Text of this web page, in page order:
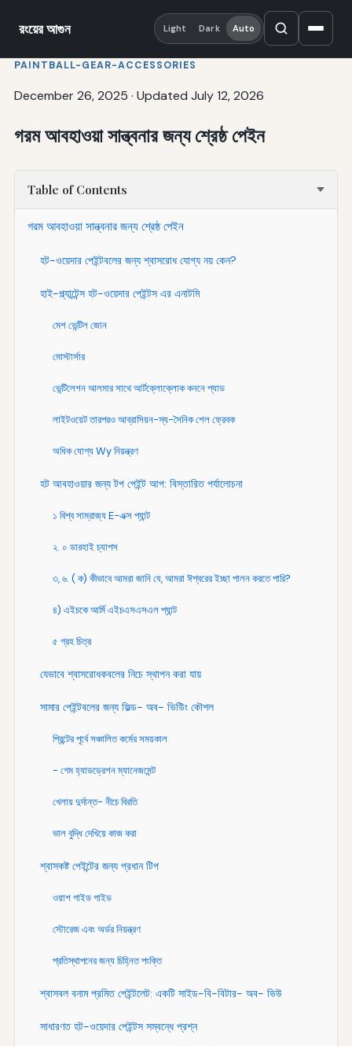
রংয়ের আগুন Light Dark Auto
PAINTBALL-GEAR-ACCESSORIES
December 26, 2025 · Updated July 12, 2026
গরম আবহাওয়া সান্ত্বনার জন্য শ্রেষ্ঠ পেইন
Table of Contents
গরম আবহাওয়া সান্ত্বনার জন্য শ্রেষ্ঠ পেইন
হট-ওয়েদার পেইন্টবলের জন্য শ্বাসরোধ যোগ্য নয় কেন?
হাই-প্ল্যান্টেন্স হট-ওয়েদার পেইন্টস এর এনাটমি
মেশ ভেন্টিল জোন
মোস্টার্সার
ভেন্টিলেশন আলমার সাথে আর্টক্লোক্লোক কননে প্যাড
লাইটওয়েট তারপরও আব্রাসিয়ন-স্য-সৈনিক শেল ফ্রেবক
অধিক যোগ্য Wy নিয়ন্ত্রণ
হট আবহাওয়ার জন্য টপ পেইন্ট আপ: বিস্তারিত পর্যালোচনা
১ বিশ্ব সাম্রাজ্য E-এক্স প্যান্ট
২. ০ ডারহাই চ্যাপস
৩, ৬. ( ক) কীভাবে আমরা জানি যে, আমরা ঈশ্বরের ইচ্ছা পালন করতে পারি?
৪) এইচকে আর্মি এইচএসএসএল প্যান্ট
৫ গ্রহ চিত্র
যেভাবে শ্বাসরোধকবলের নিচে স্থাপন করা যায়
সামার পেইন্টবলের জন্য ফিল্ড- অব- ভিউিং কৌশল
প্রিন্টের পূর্বে সঞ্চালিত কর্মের সময়কাল
- গেম হ্যাডড্রেশন ম্যানেজমেন্ট
খেলায় দুর্দান্ত- নীচে বিরতি
ভাল বুদ্ধি দেখিয়ে কাজ করা
শ্বাসকষ্ট পেইন্টের জন্য প্রধান টিপ
ওয়াশ গাইড গাইড
স্টোরেজ এবং অর্ডর নিয়ন্ত্রণ
প্রতিস্থাপনের জন্য চিহ্নিত পংক্তি
শ্বাসবল বনাম প্রমিত পেইন্টলেট: একটি সাইড-বি-বিটার- অব- ভিউ
সাধারণত হট-ওয়েদার পেইন্টস সম্বন্ধে প্রশ্ন